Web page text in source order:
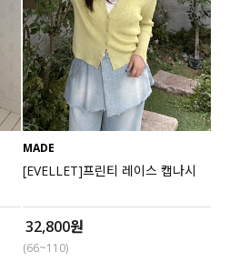
MADE
[EVELLET]프린티 레이스 캡나시
32,800원
(66~110)